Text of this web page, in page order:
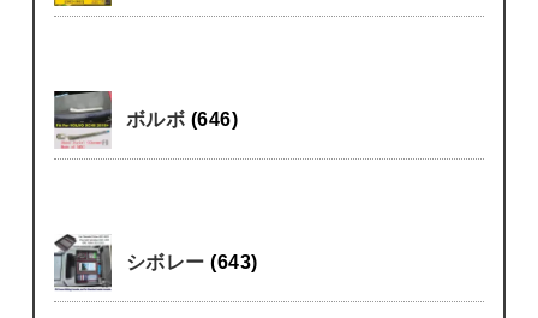
ボルボ (646)
シボレー(643)